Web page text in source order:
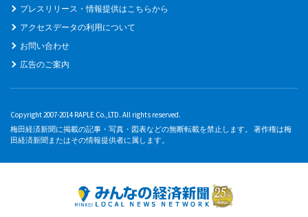
プレスリリース・情報提供はこちらから
アクセスデータの利用について
お問い合わせ
広告のご案内
Copyright 2007-2014 RAPLE Co.,LTD. All rights reserved.
梅田経済新聞に掲載の記事・写真・図表などの無断転載を禁止します。 著作権は梅
田経済新聞またはその情報提供者に属します。